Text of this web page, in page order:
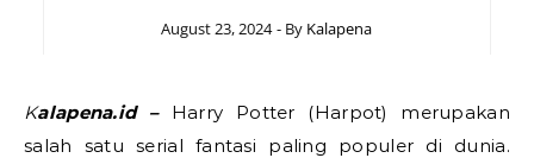
August 23, 2024 - By Kalapena
Kalapena.id – Harry Potter (Harpot) merupakan
salah satu serial fantasi paling populer di dunia.